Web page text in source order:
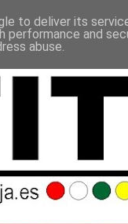
to deliver its
performance and
abuse.